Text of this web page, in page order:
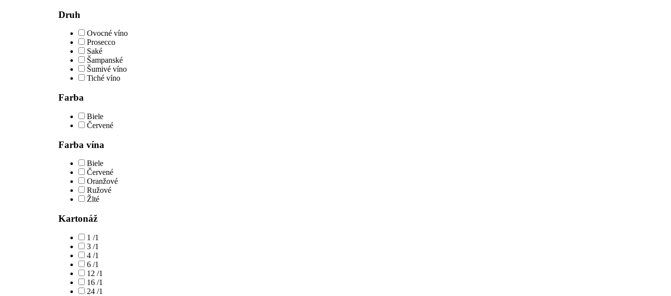
Druh
Ovocné víno
Prosecco
Saké
Šampanské
Šumivé víno
Tiché víno
Farba
Biele
Červené
Farba vína
Biele
Červené
Oranžové
Ružové
Žlté
Kartonáž
1 /1
3 /1
4 /1
6 /1
12 /1
16 /1
24 /1